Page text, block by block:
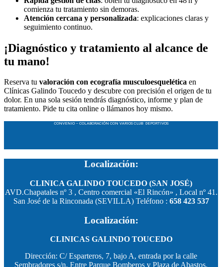
comienza tu tratamiento sin demoras.
Atención cercana y personalizada: explicaciones claras y
seguimiento continuo.
¡Diagnóstico y tratamiento al alcance de
tu mano!
Reserva tu valoración con ecografía musculoesquelética en
Clínicas Galindo Toucedo y descubre con precisión el origen de tu
dolor. En una sola sesión tendrás diagnóstico, informe y plan de
tratamiento. Pide tu cita online o llámanos hoy mismo.
CONVENIO – COLABORACIÓN CON VARIOS CLUB DEPORTIVOS
Localización:
CLINICA GALINDO TOUCEDO (SAN JOSÉ)
AVD.Chapatales nº 3 , Centro comercial «El Rincón» , Local nº 41.
San José de la Rinconada (SEVILLA) Teléfono : 658 423 537
Localización:
CLINICAS GALINDO TOUCEDO
Dirección: C/ Esparteros, 7, bajo A, entrada por la calle
Sembradores s/n. Entre Parque Bomberos y Plaza de Abastos.